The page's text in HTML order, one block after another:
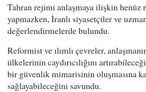
Tahran rejimi anlaşmaya ilişkin henüz
yapmazken, İranlı siyasetçiler ve
değerlendirmelerde bulundu.
Reformist ve ılımlı çevreler,
ülkelerinin caydırıcılığını
bir güvenlik mimarisinin oluşmasına
sağlayabileceğini savundu.